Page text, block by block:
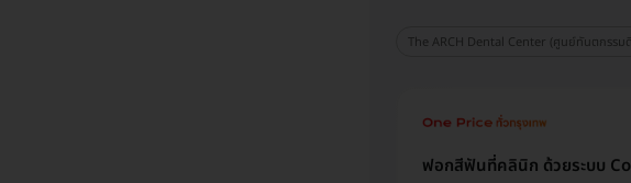
The ARCH Dental Center (ศูนย์ทันตกรรม
ฟอกสีฟันที่คลินิก ด้วยระบบ